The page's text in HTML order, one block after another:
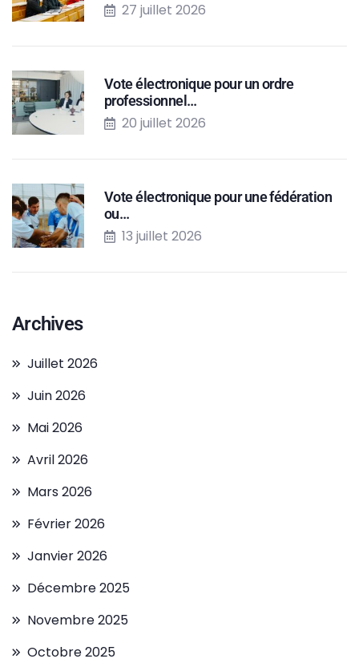
27 juillet 2026
Vote électronique pour un ordre
professionnel…
20 juillet 2026
Vote électronique pour une fédération
ou…
13 juillet 2026
Archives
Juillet 2026
Juin 2026
Mai 2026
Avril 2026
Mars 2026
Février 2026
Janvier 2026
Décembre 2025
Novembre 2025
Octobre 2025